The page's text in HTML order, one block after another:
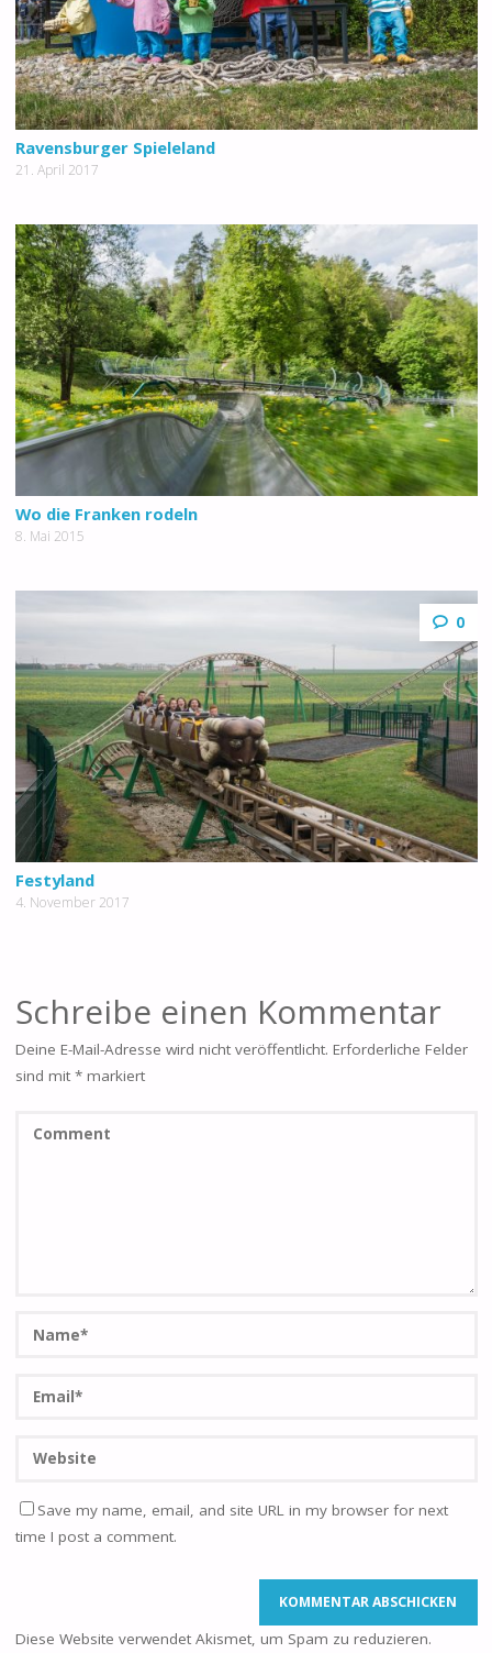
Ravensburger Spieleland
21. April 2017
Wo die Franken rodeln
8. Mai 2015
0
Festyland
4. November 2017
Schreibe einen Kommentar
Deine E-Mail-Adresse wird nicht veröffentlicht. Erforderliche Felder
sind mit *markiert
Save my name, email, and site URL in my browser for next
time I post a comment.
Diese Website verwendet Akismet, um Spam zu reduzieren.